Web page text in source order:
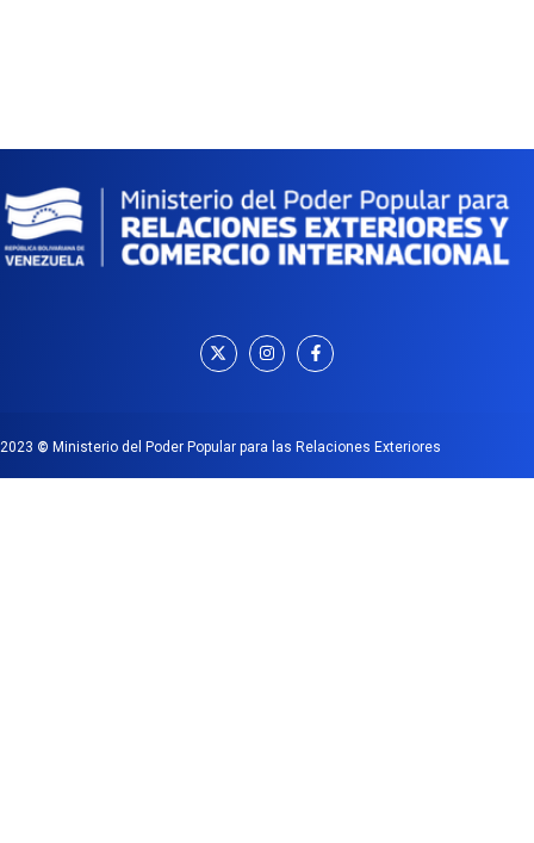
2023 © Ministerio del Poder Popular para las Relaciones Exteriores